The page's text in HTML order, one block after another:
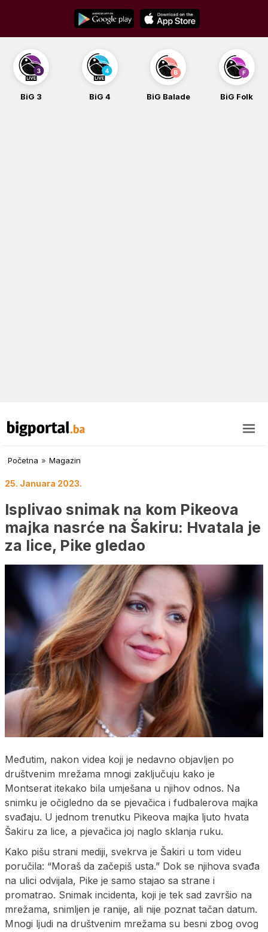
content
BiG 3 BiG 4 BiG Balade BiG Folk
Početna » Magazin
25. Januara 2023.
Isplivao snimak na kom Pikeova
majka nasrće na Šakiru: Hvatala je
za lice, Pike gledao
Međutim, nakon videa koji je nedavno objavljen po
društvenim mrežama mnogi zaključuju kako je
Montserat itekako bila umješana u njihov odnos. Na
snimku je očigledno da se pjevačica i fudbalerova majka
svađaju. U jednom trenutku Pikeova majka ljuto hvata
Šakiru za lice, a pjevačica joj naglo sklanja ruku.
Kako pišu strani mediji, svekrva je Šakiri u tom videu
poručila: “Moraš da začepiš usta.” Dok se njihova svađa
na ulici odvijala, Pike je samo stajao sa strane i
promatrao. Snimak incidenta, koji je tek sad završio na
mrežama, snimljen je ranije, ali nije poznat tačan datum.
Mnogi ljudi na društvenim mrežama su besni zbog ovog